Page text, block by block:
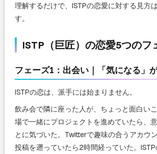
理解するだけで、ISTPの恋愛に対する見方
す。
ISTP（巨匠）の恋愛5つのフ
フェーズ1：出会い｜「気になる」
ISTPの恋は、派手には始まりません。
飲み会で隣に座った人が、ちょっと面白い
場で一緒にプロジェクトを進めていたら、
とに気づいた。Twitterで趣味の合うアカウ
投稿を遡っていたら2時間経っていた。ISTP